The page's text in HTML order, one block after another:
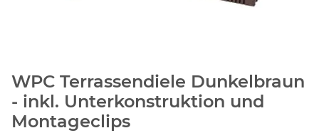
WPC Terrassendiele Dunkelbraun
- inkl. Unterkonstruktion und
Montageclips